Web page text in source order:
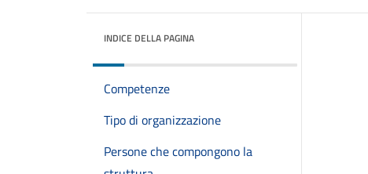
INDICE DELLA PAGINA
Competenze
Tipo di organizzazione
Persone che compongono la